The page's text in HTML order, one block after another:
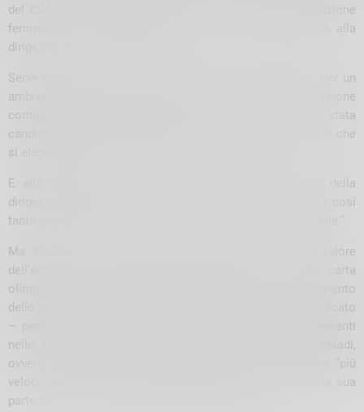
del CONI, non c’è stata più di una Presidenza di federazione
femminile – ha rimarcato Giordani – e nessuna ancora alla
dirigenza del CONI nazionale.
Serve davvero la presenza delle donne per tanti motivi, per un
ambiente più equo e inclusivo, ma per dare anche una visione
comune diversa. Per la prima volta nella storia è stata
candidata una donna alla dirigenza del CONI internazionale che
si eleggerà a marzo” ha concluso.
E alla domanda se fosse pronta a prendere le redini della
dirigenza nazionale ha risposto: “Credo di non aver ancora così
tanta energia considerata l’età, ne servirebbe una più giovane.”
Ma Giordani continuerà a promuovere non solo il valore
dell’equità, ma tutti quelli che vengono citati nella carta
olimpica, tra cui amicizia, solidarietà e Fair Play: “Il movimento
dello sport vuole essere promotore della pace – ha specificato
– pensate che al CONI aderiscono più stati di quelli presenti
nelle Nazioni Unite. Ricordiamoci il motto delle Olimpiadi,
ovvero “Faster, higher, stronger…together”, che significa “più
veloci, più in alto, più forti…insieme” perché lo sport fa la sua
parte tutti i giorni per rendere il mondo migliore”.